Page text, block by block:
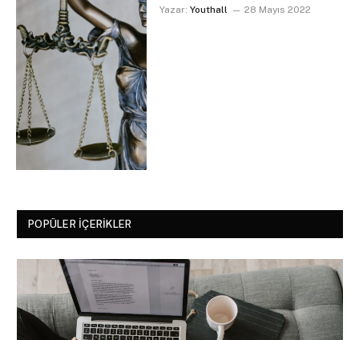
Yazar: Youthall 28 Mayıs 2022
POPÜLER İÇERIKLER